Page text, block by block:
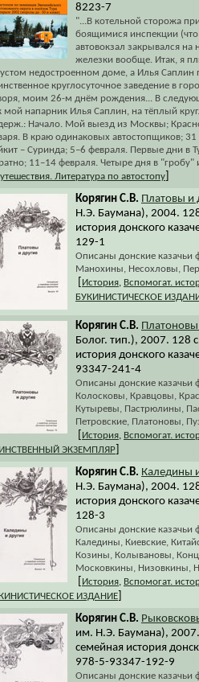
8223-7
"...В котельной сторожа
боящимися инспекции
автовокзал закрывался на
железки вообще. Итак, я
недостроенном доме, а Илья Саплин
круглосуточное заведение в
моим 26-м днём рождения... В
мой напарник Илья Саплин, на тёплый
Начало. Мой выезд из Москвы;
В краю одинаковых автостопщиков;
– Суринда; 5–6 февраля. Первые дни в
11–14 февраля. Четыре дня в "гробу"
Литература по автостопу
Корягин С.В. Платовы и
Н.Э. Баумана), 2004.
история донского
129-1
Описаны донские
Манохины, Несохловы,
История, Вспомогат.
БУКИНИСТИЧЕСКОЕ
Корягин С.В. Платоновы
Болог. тип.), 2007. 128
история донского
93347-241-4
Описаны донские
Колосковы, Кравцовы,
Кутыревы, Пастрюлины,
Петровские, Платоновы,
История, Вспомогат.
ЭКЗЕМПЛЯР
Корягин С.В. Каледины
Н.Э. Баумана), 2004.
история донского
128-3
Описаны донские казачьи
Каледины, Киевские,
Козины, Колывановы,
Московкины, Низовкины,
История, Вспомогат.
ИЗДАНИЕ
Корягин С.В.
им. Н.Э. Баумана), 2007.
семейная история
978-5-93347-192-9
Описаны донские